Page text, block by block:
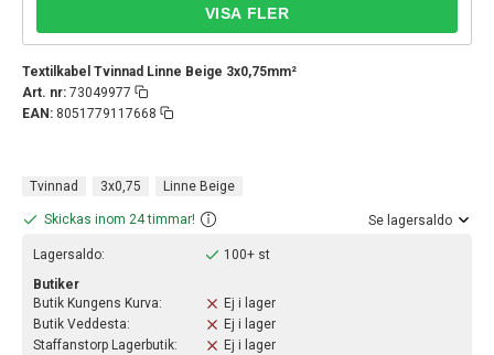
Textilkabel Tvinnad Linne Beige 3x0,75mm²
Art. nr: 73049977
EAN: 8051779117668
Tvinnad 3x0,75 Linne Beige
Skickas inom 24 timmar! Se lagersaldo
Lagersaldo:
100+ st
Butiker
Butik Kungens Kurva:
Ej i lager
Butik Veddesta:
Ej i lager
Staffanstorp Lagerbutik:
Ej i lager